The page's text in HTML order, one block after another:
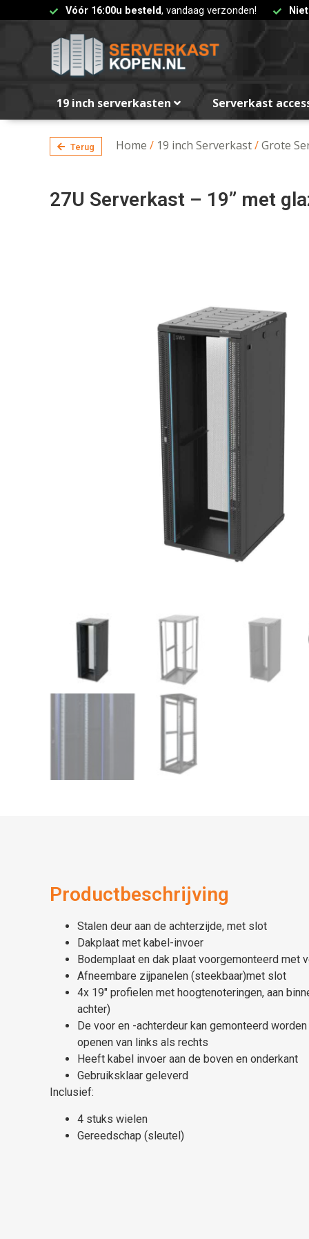
Vóór 16:00u besteld, vandaag verzonden!
19 inch serverkasten Serverkast
Terug Home / 19 inch Serverkast/Grote
27U Serverkast – 19” met
Productbeschrijving
Stalen deur aan de achterzijde, met slot
Dakplaat met kabel-invoer
Bodemplaat en dak plaat voorgemonteerd met
Afneembare zijpanelen (steekbaar)met slot
4x 19″ profielen met hoogtenoteringen, aan
achter)
De voor en -achterdeur kan gemonteerd
openen van links als rechts
Heeft kabel invoer aan de boven en onderkant
Gebruiksklaar geleverd
Inclusief:
4 stuks wielen
Gereedschap (sleutel)